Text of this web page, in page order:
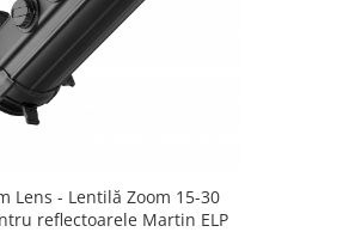
Lens - Lentilă Zoom 15-30
reflectoarele Martin ELP